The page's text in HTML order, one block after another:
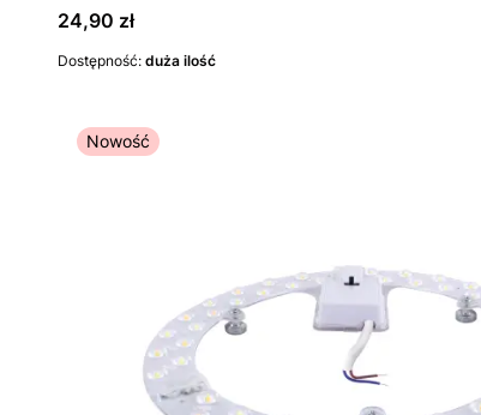
Cena
24,90 zł
Dostępność: duża ilość
Nowość